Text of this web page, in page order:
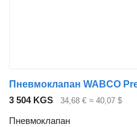
3 504 KGS 34,68 € ≈ 40,07 $
Пневмоклапан